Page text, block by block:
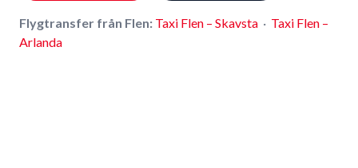
Flygtransfer från Flen: Taxi Flen – Skavsta · Taxi Flen –
Arlanda